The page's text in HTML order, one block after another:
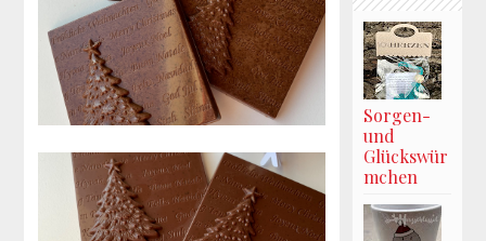
Sorgen-
und
Glückswür
mchen